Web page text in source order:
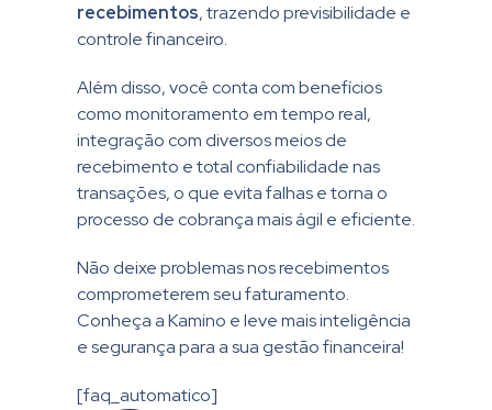
recebimentos, trazendo previsibilidade e
controle financeiro.
Além disso, você conta com benefícios
como monitoramento em tempo real,
integração com diversos meios de
recebimento e total confiabilidade nas
transações, o que evita falhas e torna o
processo de cobrança mais ágil e eficiente.
Não deixe problemas nos recebimentos
comprometerem seu faturamento.
Conheça a Kamino e leve mais inteligência
e segurança para a sua gestão financeira!
[faq_automatico]